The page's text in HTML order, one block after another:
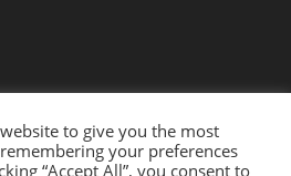
to give you the most
your preferences
“Accept All”, you consent to